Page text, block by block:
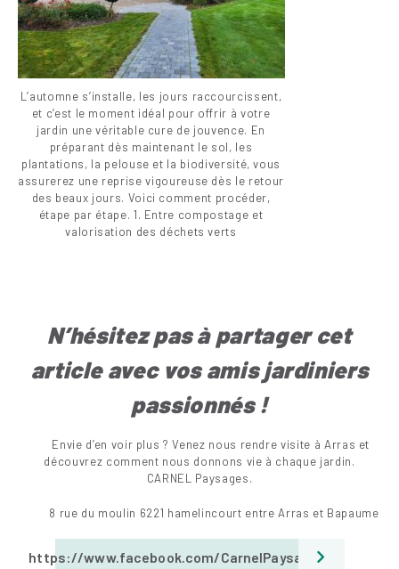
L’automne s’installe, les jours raccourcissent,
et c’est le moment idéal pour offrir à votre
jardin une véritable cure de jouvence. En
préparant dès maintenant le sol, les
plantations, la pelouse et la biodiversité, vous
assurerez une reprise vigoureuse dès le retour
des beaux jours. Voici comment procéder,
étape par étape. 1. Entre compostage et
valorisation des déchets verts
N’hésitez pas à partager cet
article avec vos amis jardiniers
passionnés !
Envie d’en voir plus ? Venez nous rendre visite à Arras et
découvrez comment nous donnons vie à chaque jardin.
CARNEL Paysages.
8 rue du moulin 6221 hamelincourt entre Arras et Bapaume
https://www.facebook.com/CarnelPaysages